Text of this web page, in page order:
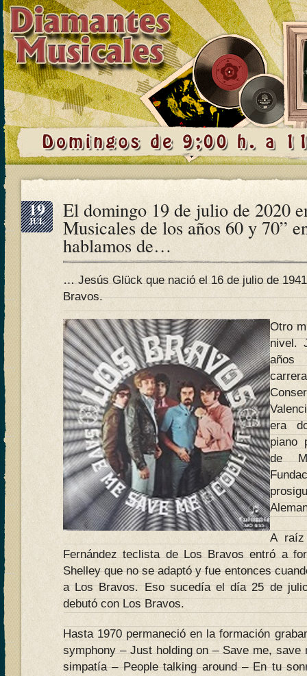
19
JUL El domingo 19 de julio de 2020
Musicales de los años 60 y 70”
hablamos de…
… Jesús Glück que nació el 16 de julio de
Bravos.
Otro
nivel.
años
era
piano
de
A raíz
Fernández teclista de Los Bravos entró a
Shelley que no se adaptó y fue entonces
a Los Bravos. Eso sucedía el día 25 de
debutó con Los Bravos.
Hasta 1970 permaneció en la formación
symphony – Just holding on – Save me, save
simpatía – People talking around – En tu